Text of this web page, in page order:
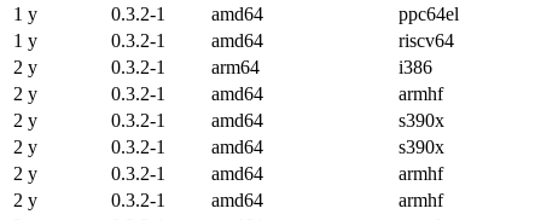
1 y
0.3.2-1 amd64
ppc64el
1 y
0.3.2-1 amd64
riscv64
2 y
0.3.2-1 arm64
i386
2 y
0.3.2-1 amd64
armhf
2 y
0.3.2-1 amd64
s390x
2 y
0.3.2-1 amd64
s390x
2 y
0.3.2-1 amd64
armhf
2 y
0.3.2-1 amd64
armhf